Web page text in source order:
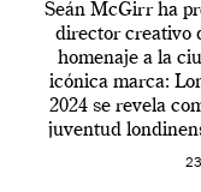
Seán McGirr ha
director creativo
homenaje a la
icónica marca:
2024 se revela
juventud
en